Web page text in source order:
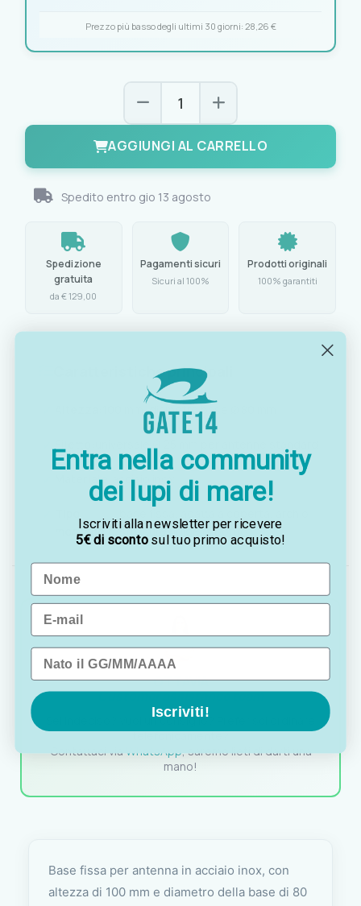
Prezzo più basso degli ultimi 30 giorni: 28,26 €
AGGIUNGI AL CARRELLO
Spedito entro gio 13 agosto
Spedizione
gratuita
da € 129,00
Pagamenti sicuri
Sicuri al 100%
Prodotti originali
100% garantiti
Caratteristiche principali
100 mm, diametro base Ø 80 mm
Materiale: acciaio inox
montaggio:strutture rigide di bordo
OTTAVIA
Customer assistance team
Sei indeciso? Vuoi un consiglio? Preferisci ordinare
telefonicamente?
Contattaci viaWhatsApp, saremo lieti di darti una
mano!
Base fissa per antenna in acciaio inox, con
altezza di 100 mm e diametro della base di 80
Entra nella community
dei lupi di mare!
Iscriviti alla newsletter per ricevere
5€ di scontosul tuo primo acquisto!
Name
Email
Data di nascita
Iscriviti!